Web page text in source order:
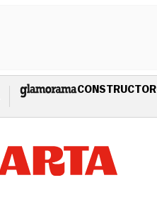
CONSTRUCTOR